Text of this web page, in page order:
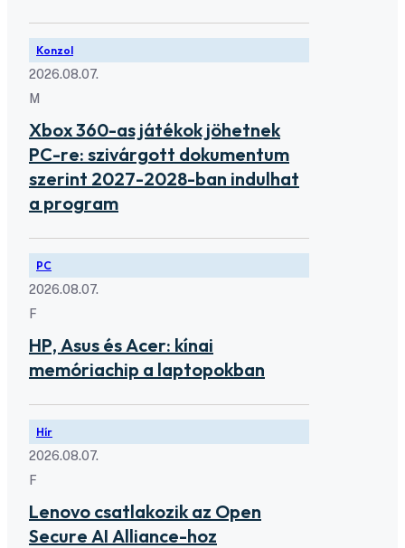
Konzol
2026.08.07.
M
Xbox 360-as játékok jöhetnek
PC-re: szivárgott dokumentum
szerint 2027-2028-ban indulhat
a program
PC
2026.08.07.
F
HP, Asus és Acer: kínai
memóriachip a laptopokban
Hír
2026.08.07.
F
Lenovo csatlakozik az Open
Secure AI Alliance-hoz